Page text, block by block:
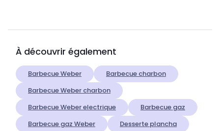
À découvrir également
Barbecue Weber
Barbecue charbon
Barbecue Weber charbon
Barbecue Weber electrique
Barbecue gaz
Barbecue gaz Weber
Desserte plancha